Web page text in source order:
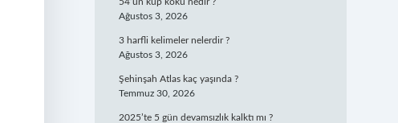
Ağustos 3, 2026
3 harfli kelimeler nelerdir ?
Ağustos 3, 2026
Şehinşah Atlas kaç yaşında ?
Temmuz 30, 2026
2025’te 5 gün devamsızlık kalktı mı ?